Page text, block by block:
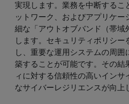
実現します。業務を中断するこ
ットワーク、およびアプリケ
細な「アウトオブバンド（帯域
します。セキュリティポリシー
し、重要な運用システムの周
築することが可能です。その結
ィに対する信頼性の高いインサ
なサイバーレジリエンスが向上